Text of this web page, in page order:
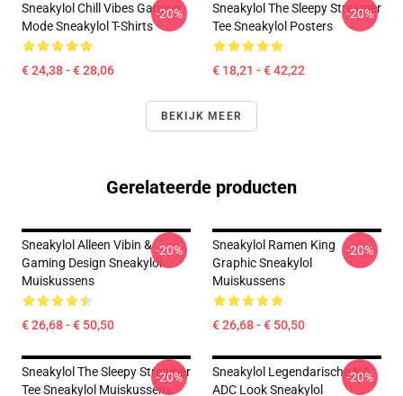
Sneakylol Chill Vibes Gaming
Mode Sneakylol T-Shirts
€ 24,38 - € 28,06
-20%
Sneakylol The Sleepy Streamer
Tee Sneakylol Posters
€ 18,21 - € 42,22
-20%
BEKIJK MEER
Gerelateerde producten
Sneakylol Alleen Vibin &
Gaming Design Sneakylol
Muiskussens
€ 26,68 - € 50,50
-20%
Sneakylol Ramen King
Graphic Sneakylol
Muiskussens
€ 26,68 - € 50,50
-20%
Sneakylol The Sleepy Streamer
Tee Sneakylol Muiskussens
-20%
Sneakylol Legendarische NA
ADC Look Sneakylol
-20%